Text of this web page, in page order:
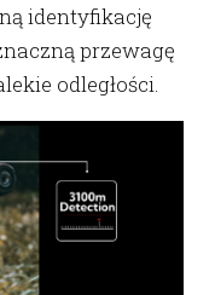
identyfikację
przewagę
odległości.